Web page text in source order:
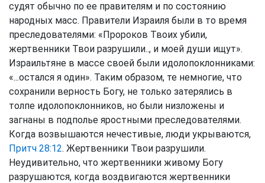
судят обычно по ее правителям и по состоянию
народных масс. Правители Израиля были в то время
преследователями: «Пророков Твоих убили,
жертвенники Твои разрушили.., и моей души ищут».
Израильтяне в массе своей были идолопоклонниками:
«...остался я один». Таким образом, те немногие, что
сохранили верность Богу, не только затерялись в
толпе идолопоклонников, но были низложены и
загнаны в подполье яростными преследователями.
Когда возвышаются нечестивые, люди укрываются,
Притч 28:12. Жертвенники Твои разрушили.
Неудивительно, что жертвенники живому Богу
разрушаются, когда воздвигаются жертвенники